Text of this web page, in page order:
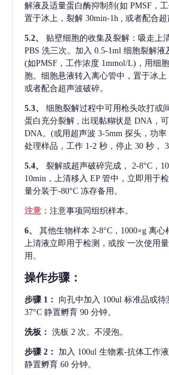
解液及适量蛋白酶抑制剂(如 PMSF，
置于冰上，裂解 30min-1h , 或者配合超
5.2、
贴壁细胞的收集及裂解：吸走上
PBS 洗三次。加入 0.5-1ml 细胞裂解液
(如PMSF，工作浓度 1mmol/L)，用细
胞。细胞悬液转入离心管中，置于冰上
或者配合超声波破碎。
5.3、
细胞裂解过程中可用枪头吹打或
蛋白充分裂解
, 出现黏糊状是 DNA，
DNA。(或用超声波 3-5mm 探头，功率
处理样品，工作 1-2 秒，停止 30 秒，
5.4、 裂解或超声破碎完成，
2-8°C，
10min，上清移入 EP 管中，立即用于
量分装于-80°C 冻存备用。
注意： 注意事项同组织样本。
6、 其他生物样本 2-8°C，1000×g 离
上清液立即用于检测，或按 一次使用
用。
操作步骤：
步骤 1： 向孔中加入 100ul 标准品或待
37°C 静置孵育 90 分钟。
洗板： 洗板 2 次。不浸泡。
步骤 2： 加入 100ul 生物素-抗体工作
静置孵育 60 分钟。